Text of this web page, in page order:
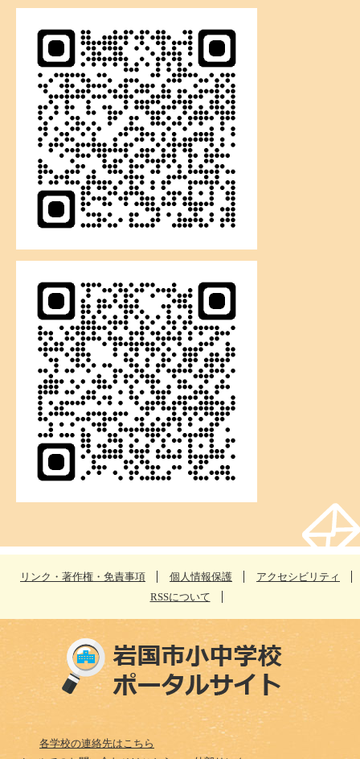
リンク・著作権・免責事項 個人情報保護
アクセシビリティ
RSSについて
各学校の連絡先はこちら